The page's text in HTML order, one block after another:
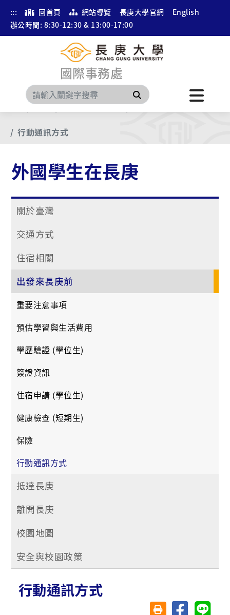
::: 回首頁 網站導覽 長庚大學官網
English
辦公時間: 8:30-12:30 & 13:00-17:00
國際事務處
搜尋
選單 外國學生在長庚
出發來長庚前
行動通訊方式
外國學生在長庚
關於臺灣
交通方式
住宿相關
出發來長庚前
重要注意事項
預估學習與生活費用
學歷驗證 (學位生)
簽證資訊
住宿申請 (學位生)
健康檢查 (短期生)
保險
行動通訊方式
抵達長庚
離開長庚
校園地圖
安全與校園政策
行動通訊方式
友善列印(另開視窗)
分享至臉書分享